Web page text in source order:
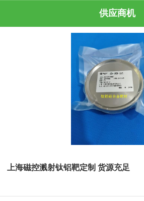
供应商机
上海磁控溅射钛铝靶定制 货源充足